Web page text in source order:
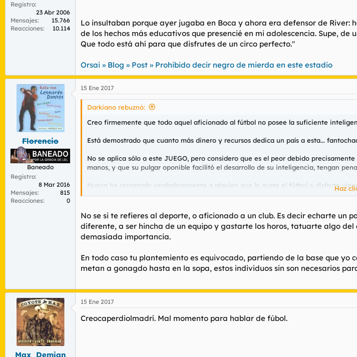
Registro
23 Abr 2006
Mensajes
15.766
Reacciones
10.114
Lo insultaban porque ayer jugaba en Boca y ahora era defensor de
de los hechos más educativos que presencié en mi adolescencia. Supe,
Que todo está ahí para que disfrutes de un circo perfecto."
Orsai » Blog » Post » Prohibido decir negro de mierda en este estadio
Florencio
Baneado
Registro
8 Mar 2016
Mensajes
815
Reacciones
0
15 Ene 2017
Darkiano rebuznó:
Creo firmemente que todo aquel aficionado al fútbol no posee la suficiente
Está demostrado que cuanto más dinero y recursos dedica un país a esta...
No se aplica sólo a este JUEGO, pero considero que es el peor debido
manos, y que su pulgar oponible facilitó el desarrollo de su inteligencia, tengan
Nunca he respetado verdaderamente a alguien que le guste el fútbol o disfrute
actuar como putos monos.
No sé que cojones os pasa por la puta cabeza y jamás os entenderé.
Haz
No se si te refieres al deporte, o aficionado a un club. Es decir echarte
diferente, a ser hincha de un equipo y gastarte los horos, tatuarte algo
demasiada importancia.
En todo caso tu plantemiento es equivocado, partiendo de la base que yo
metan a gonagdo hasta en la sopa, estos individuos sin son necesarios
Max_Demian
15 Ene 2017
Creocaperdiolmadrí. Mal momento para hablar de fúbol.